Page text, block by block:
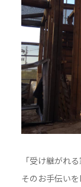
「受け継がれ
そのお手伝い